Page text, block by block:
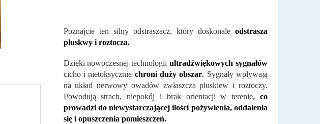
Poznajcie ten silny odstraszacz, który doskonale odstrasza
pluskwy i roztocza.
Dzięki nowoczesnej technologiiultradźwiękowych sygnałów
cicho i nietoksycznie chroni duży obszar. Sygnały wpływają
na układ nerwowy owadów zwłaszcza pluskiew i roztoczy.
Powodują strach, niepokój i brak orientacji w terenie, co
prowadzi do niewystarczającej ilości pożywienia, oddalenia
się i opuszczenia pomieszczeń.